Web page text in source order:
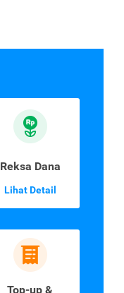
Reksa Dana
Lihat Detail
Top-up &